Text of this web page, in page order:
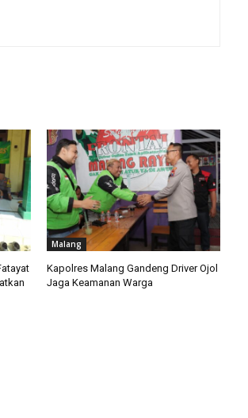
Malang
Kapolres Malang Gandeng Driver Ojol
Jaga Keamanan Warga